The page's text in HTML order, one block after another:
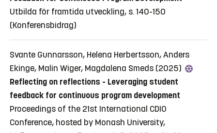
Utbilda för framtida utveckling, s. 140-150
(Konferensbidrag)
Svante Gunnarsson, Helena Herbertsson, Anders
Ekinge, Malin Wiger, Magdalena Smeds (2025)
Reflecting on reflections - Leveraging student
feedback for continuous program development
Proceedings of the 21st International CDIO
Conference, hosted by Monash University,